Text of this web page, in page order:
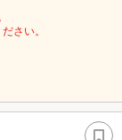
さい。